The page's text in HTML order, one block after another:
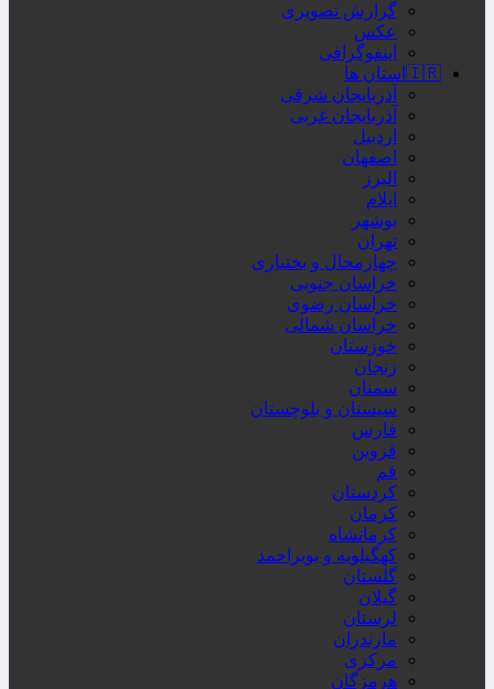
گزارش تصویری
عکس
اینفوگرافی
🇮🇷استان ها
آذربایجان شرقی
آذربایجان غربی
اردبیل
اصفهان
البرز
ایلام
بوشهر
تهران
چهارمحال و بختیاری
خراسان جنوبی
خراسان رضوی
خراسان شمالی
خوزستان
زنجان
سمنان
سیستان و بلوچستان
فارس
قزوین
قم
کردستان
کرمان
کرمانشاه
کهگیلویه و بویراحمد
گلستان
گیلان
لرستان
مازندران
مرکزی
هرمزگان